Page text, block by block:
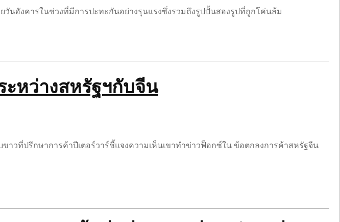
นอังคารในช่วงที่มีการปะทะกันอย่างรุนแรงซึ่งรวมถึงรูปปั้นสองรูปที่ถูกโค่นล้ม
หว่างสหรัฐฯกับจีน
วที่ปรึกษาการค้าปีเตอร์วาร์ชี้แจงความเห็นเขาทำข่าวฟ็อกซ์ใน ข้อตกลงการค้าสหรัฐจีน